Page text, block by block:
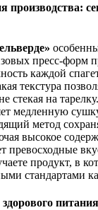
производства:
пресс-форм
каждой
текстура
стекая на
медленную
метод
высокое
превосходные
продукт, в
стандартами
питания